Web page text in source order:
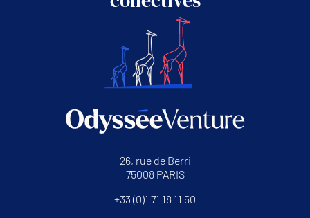
26, rue de Berri
75008 PARIS
+33 (0)1 71 18 11 50